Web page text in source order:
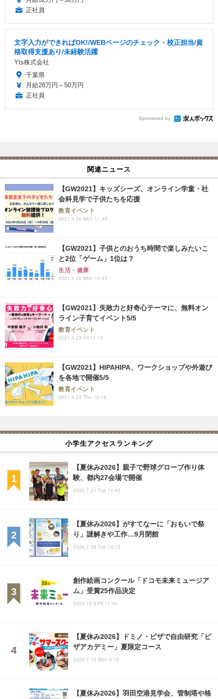
正社員
文字入力ができればOK!/WEBページのチェック・校正担当/資
格取得支援あり/未経験活躍
Yts株式会社
千葉県
月給28万円～50万円
正社員
Sponsored by
関連ニュース
【GW2021】キッズシーズ、オンライン学童・社
会科見学で子供たちを応援
教育イベント
2021.4.26 Mon 11:45
【GW2021】子供とのおうち時間で楽しみたいこ
と2位「ゲーム」1位は？
生活・健康
2021.4.26 Mon 10:45
【GW2021】失敗力と好奇心テーマに、無料オン
ライン子育てイベント5/5
教育イベント
2021.4.23 Fri 15:15
【GW2021】HIPAHIPA、ワークショップや外遊び
を各地で開催5/5
教育イベント
2021.4.22 Thu 10:18
小学生アクセスランキング
【夏休み2026】親子で野球グローブ作り体
験、都内27会場で開催
2026.7.21 Tue 11:45
【夏休み2026】がすてなーに「おもいで祭
り」謎解きや工作…9月閉館
2026.7.28 Tue 14:15
創作絵画コンクール「ドコモ未来ミュージア
ム」受賞25作品決定
2023.12.8 Fri 11:45
【夏休み2026】ドミノ・ピザで自由研究「ピ
ザアカデミー」夏限定コース
2026.7.13 Mon 9:15
【夏休み2026】羽田空港見学会、管制塔や格